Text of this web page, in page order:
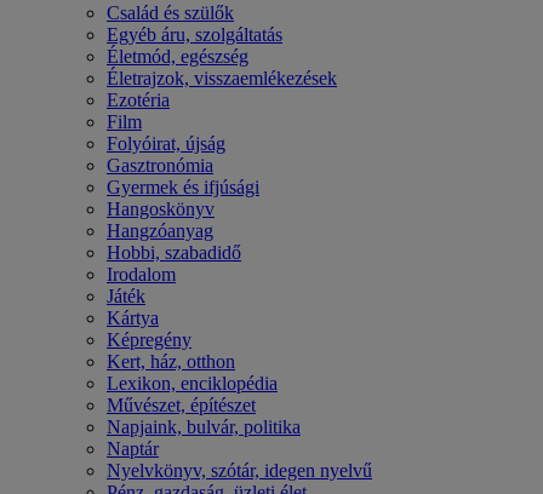
Család és szülők
Egyéb áru, szolgáltatás
Életmód, egészség
Életrajzok, visszaemlékezések
Ezotéria
Film
Folyóirat, újság
Gasztronómia
Gyermek és ifjúsági
Hangoskönyv
Hangzóanyag
Hobbi, szabadidő
Irodalom
Játék
Kártya
Képregény
Kert, ház, otthon
Lexikon, enciklopédia
Művészet, építészet
Napjaink, bulvár, politika
Naptár
Nyelvkönyv, szótár, idegen nyelvű